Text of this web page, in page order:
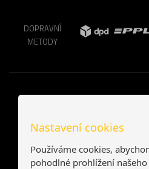
DOPRAVNÍ
METODY
Nastavení cookies
Používáme cookies,
pohodlné prohlížení